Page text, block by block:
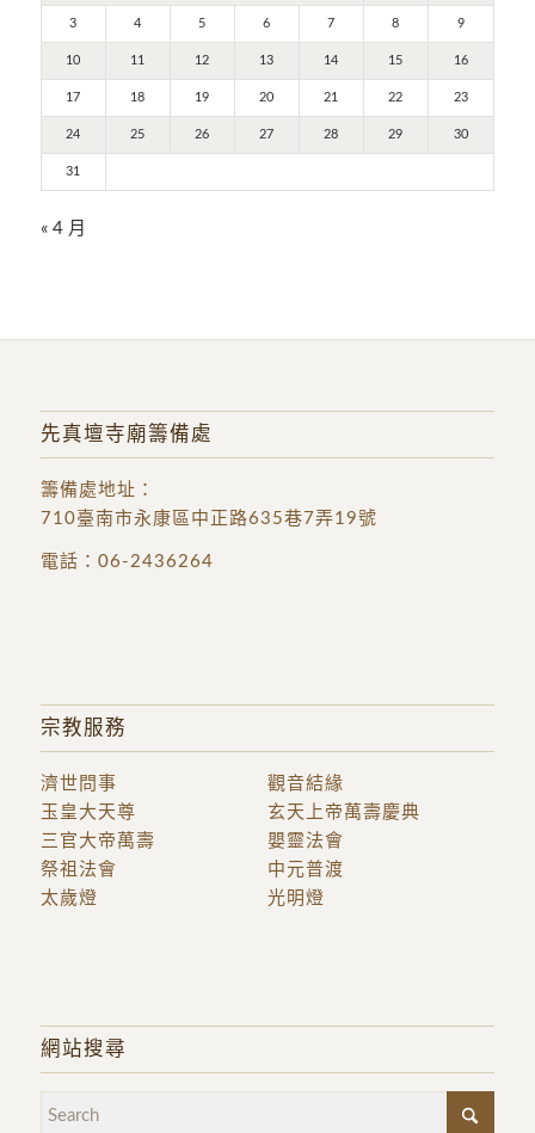
3 4 5 6 7 8 9
10 11 12 13 14 15 16
17 18 19 20 21 22 23
24 25 26 27 28 29 30
31
« 4 月
先真壇寺廟籌備處
籌備處地址 ：
710臺南市永康區中正路635巷7弄19號
電話： 06-2436264
宗教服務
濟世問事
觀音結緣
玉皇大天尊
三官大帝萬壽
玄天上帝萬壽慶典
嬰靈法會
祭祖法會
中元普渡
太歲燈
光明燈
網站搜尋